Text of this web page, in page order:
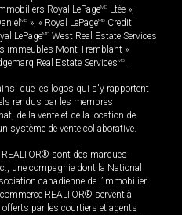
Royal LePageMD Ltée »,
MD », « Royal LePageMD Credit
LePageMD West Real Estate Services
immeubles Mont-Tremblant »
Real Estate ServicesMD.
que les logos qui s'y rapportent
rendus par les membres
de la vente et de la location de
système de vente collaborative.
sont des marques
une compagnie dont la National
canadienne de l’immobilier
REALTOR® servent à
par les courtiers et agents